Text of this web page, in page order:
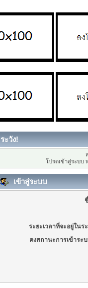
ระวัง!
โปรดเข้าสู่ระบบ
เข้าสู่ระบบ
ระยะเวลาที่จะอยู่ในร
คงสถานะการเข้าระ